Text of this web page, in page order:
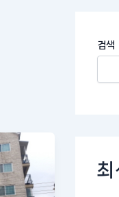
검색
최